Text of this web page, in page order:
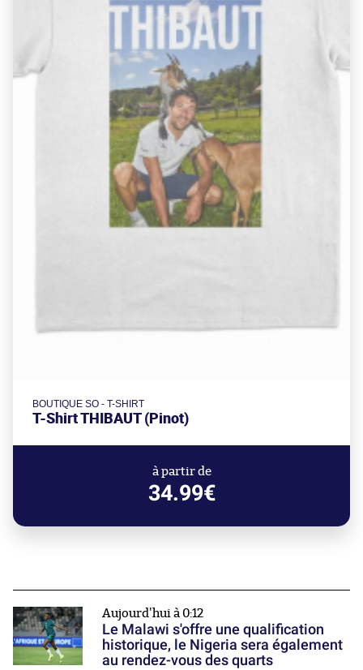
BOUTIQUE SO - T-SHIRT
T-Shirt THIBAUT (Pinot)
à partir de
34.99€
Aujourd'hui à 0:12
Le Malawi s'offre une qualification
historique, le Nigeria sera également
au rendez-vous des quarts